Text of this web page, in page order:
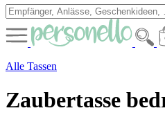
Alle Tassen
Zaubertasse